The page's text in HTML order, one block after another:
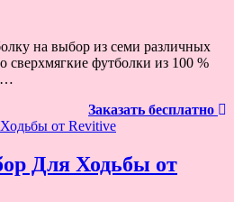
на выбор из семи различных
сверхмягкие футболки из 100 %
…
Заказать бесплатно
Для Ходьбы от